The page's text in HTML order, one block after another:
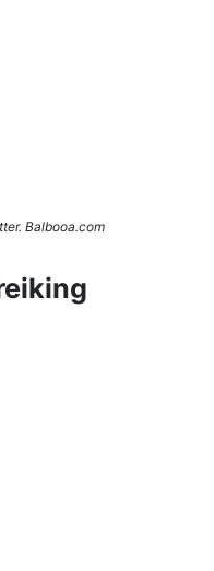
Balbooa.com